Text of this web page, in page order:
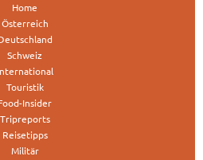
Home
Österreich
Schweiz
Touristik
Insider
Tripreports
Reisetipps
Militär